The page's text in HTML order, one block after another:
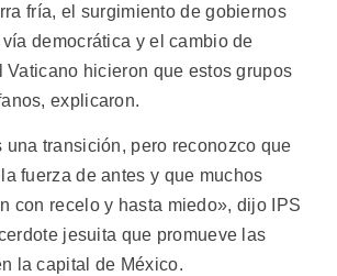
fría, el surgimiento de gobiernos
democrática y el cambio de
Vaticano hicieron que estos grupos
explicaron.
una transición, pero reconozco que
fuerza de antes y que muchos
con recelo y hasta miedo», dijo IPS
jesuita que promueve las
la capital de México.